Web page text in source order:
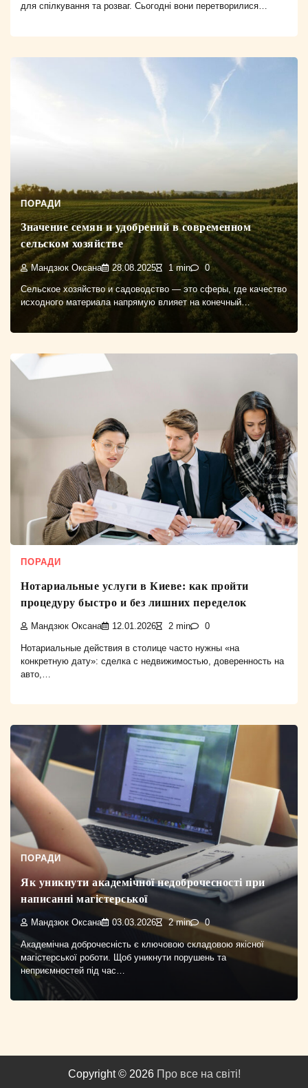
для спілкування та розваг. Сьогодні вони перетворилися…
ПОРАДИ
Значение семян и удобрений в современном
сельском хозяйстве
Мандзюк Оксана 28.08.2025 1 min 0
Сельское хозяйство и садоводство — это сферы, где качество
исходного материала напрямую влияет на конечный…
ПОРАДИ
Нотариальные услуги в Киеве: как пройти
процедуру быстро и без лишних переделок
Мандзюк Оксана 12.01.2026 2 min 0
Нотариальные действия в столице часто нужны «на
конкретную дату»: сделка с недвижимостью, доверенность на
авто,…
ПОРАДИ
Як уникнути академічної недоброчесності при
написанні магістерської
Мандзюк Оксана 03.03.2026 2 min 0
Академічна доброчесність є ключовою складовою якісної
магістерської роботи. Щоб уникнути порушень та
неприємностей під час…
Copyright © 2026 Про все на світі!